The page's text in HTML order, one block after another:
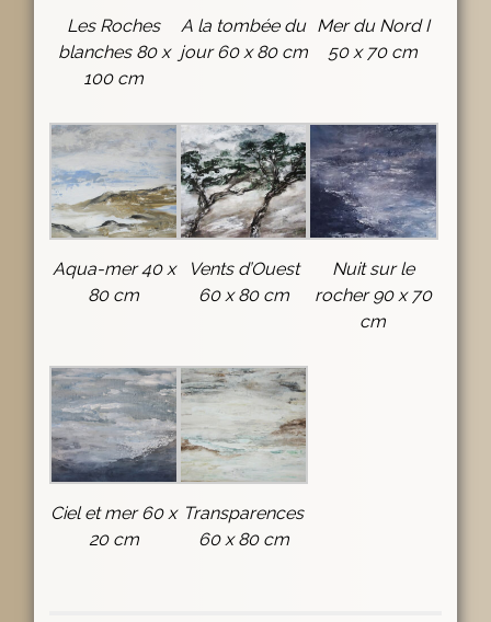
Les Roches
blanches 80 x
100 cm
A la tombée du
jour 60 x 80 cm
Mer du Nord I
50 x 70 cm
Aqua-mer 40 x
80 cm
Vents d’Ouest
60 x 80 cm
Nuit sur le
rocher 90 x 70
cm
Ciel et mer 60 x
20 cm
Transparences
60 x 80 cm